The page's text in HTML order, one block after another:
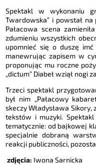
Spektakl w wykonaniu
Twardowska” i powstał
Pałacowa scena
zdumieniu wszystkich
upomnieć się o duszę
manewrując zapisem w
proponując mu roczne
„dictum” Diabeł wziął nogi
Trzeci spektakl
był nim „Pałacowy
skeczy Władysława
tekstów i muzyki.
tematycznie: od bajkowej
specjalnie dobraną
reakcji publiczności,
zdjęcia: Iwona Sarnicka